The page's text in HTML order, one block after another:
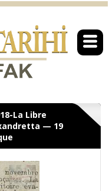
La Libre
— 19